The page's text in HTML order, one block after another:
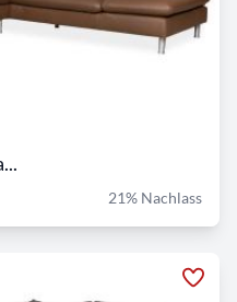
21% Nachlass